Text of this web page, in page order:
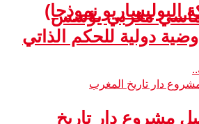
البوليساريو نموذجا)
مغربي يؤسس
دولية للحكم الذاتي
مشروع دار تاريخ